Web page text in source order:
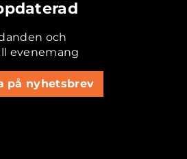
och
evenemang
på nyhetsbrev